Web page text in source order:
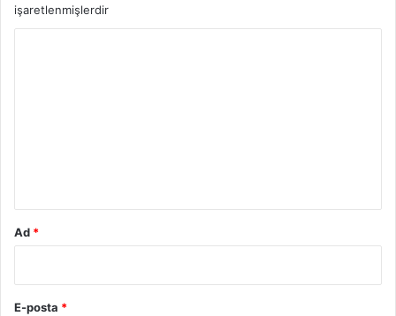
işaretlenmişlerdir
Ad *
E-posta *